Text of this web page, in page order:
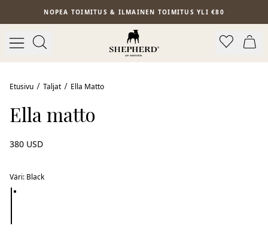
Siirry pääsisältöönNOPEA TOIMITUS & ILMAINEN TOIMITUS YLI €80
Etusivu Taljat Ella Matto
Ella matto
380 USD
Väri: Black